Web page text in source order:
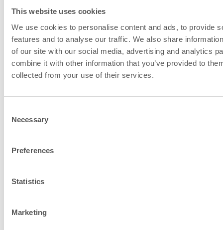
This website uses cookies
We use cookies to personalise content and ads, to provide
features and to analyse our traffic. We also share
of our site with our social media, advertising and analytics
combine it with other information that you’ve provided to
collected from your use of their services.
Selection
Necessary
Preferences
Statistics
Marketing
Informationen
mm
Anschluss oben ø mm